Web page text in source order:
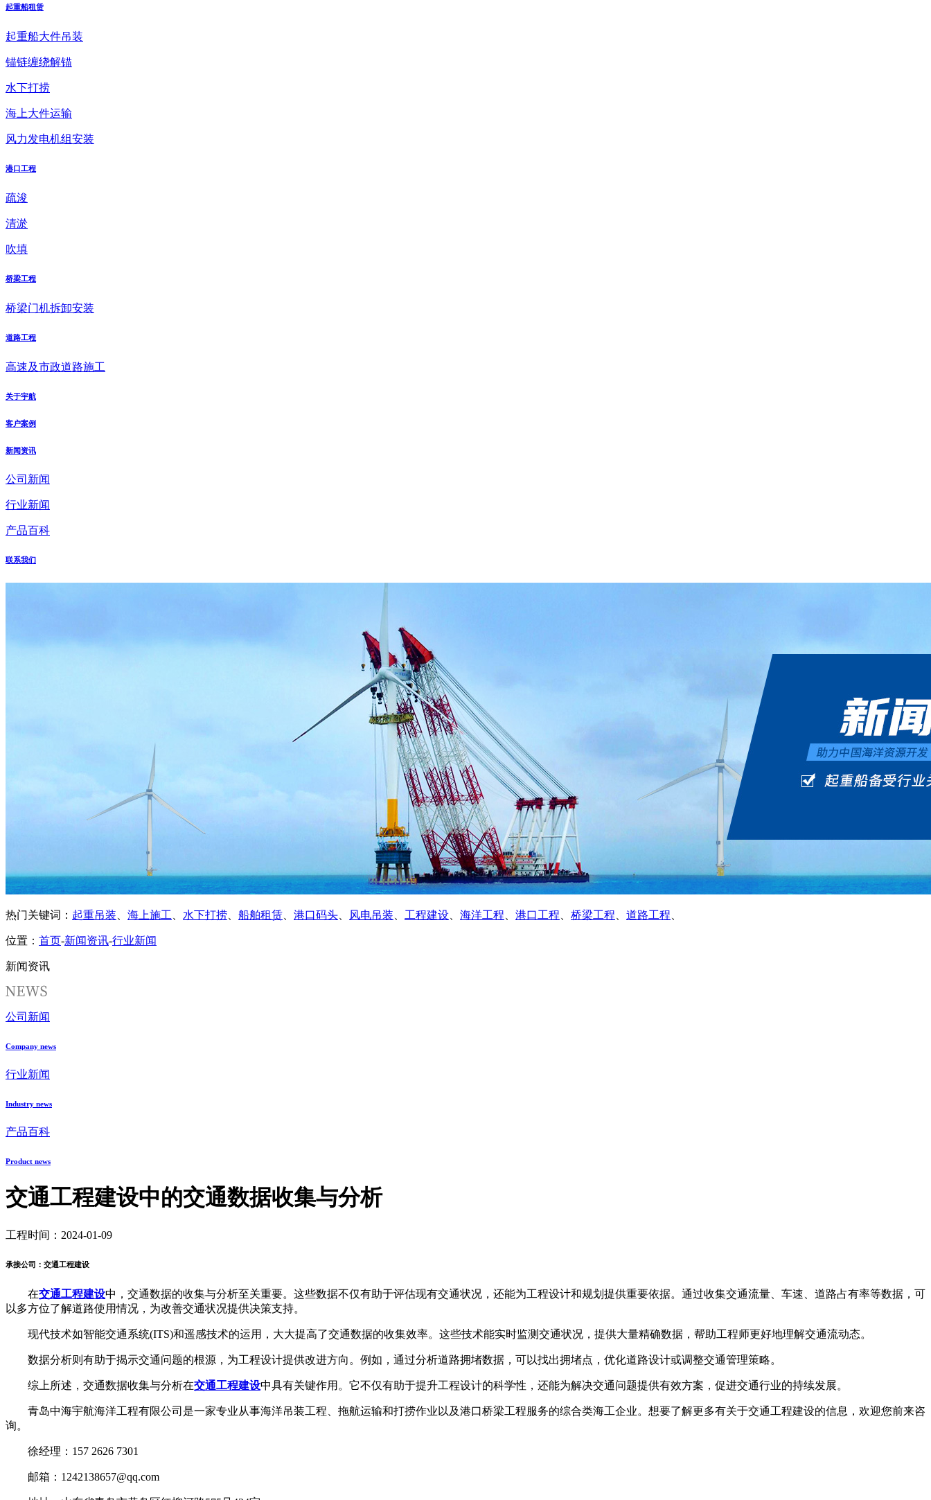
起重船租赁
起重船大件吊装
锚链缠绕解锚
水下打捞
海上大件运输
风力发电机组安装
港口工程
疏浚
清淤
吹填
桥梁工程
桥梁门机拆卸安装
道路工程
高速及市政道路施工
关于宇航
客户案例
新闻资讯
公司新闻
行业新闻
产品百科
联系我们
热门关键词： 起重吊装、 海上施工、 水下打捞、 船舶租赁、 港口码头、 风电吊装、 工程建设、 海洋工程、 港口工程、 桥梁工程、 道路工程、
位置： 首页-新闻资讯-行业新闻
新闻资讯
公司新闻
Company news
行业新闻
Industry news
产品百科
Product news
交通工程建设中的交通数据收集与分析
工程时间：2024-01-09
承接公司：交通工程建设
在交通工程建设中，交通数据的收集与分析至关重要。这些数据不仅有助于评估现有交通状况，还能为工程设计和规划提供重要依据。通过收集交通流量、车速、道路占有率等数据，可
以多方位了解道路使用情况，为改善交通状况提供决策支持。
现代技术如智能交通系统(ITS)和遥感技术的运用，大大提高了交通数据的收集效率。这些技术能实时监测交通状况，提供大量精确数据，帮助工程师更好地理解交通流动态。
数据分析则有助于揭示交通问题的根源，为工程设计提供改进方向。例如，通过分析道路拥堵数据，可以找出拥堵点，优化道路设计或调整交通管理策略。
综上所述，交通数据收集与分析在交通工程建设中具有关键作用。它不仅有助于提升工程设计的科学性，还能为解决交通问题提供有效方案，促进交通行业的持续发展。
青岛中海宇航海洋工程有限公司是一家专业从事海洋吊装工程、拖航运输和打捞作业以及港口桥梁工程服务的综合类海工企业。想要了解更多有关于交通工程建设的信息，欢迎您前来咨
询。
徐经理：157 2626 7301
邮箱：1242138657@qq.com